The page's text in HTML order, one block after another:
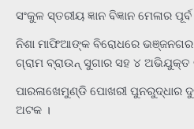
ସଂକୁଳ ସ୍ତରୀୟ ଜ୍ଞାନ ବିଜ୍ଞାନ ମେଳାର
ନିଶା ମାଫିଆଙ୍କ ବିରୋଧରେ
ଗ୍ରାମ ବ୍ରାଉନ୍ ସୁଗାର ସହ ୪
ପାରଳାଖେମୁଣ୍ଡି ପୋଖରୀ ପୁନରୁଦ୍ଧାର
ଅଟକ ।